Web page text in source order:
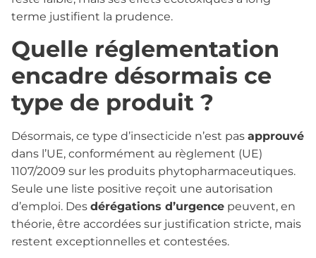
terme justifient la prudence.
Quelle réglementation
encadre désormais ce
type de produit ?
Désormais, ce type d’insecticide n’est pas approuvé
dans l’UE, conformément au règlement (UE)
1107/2009 sur les produits phytopharmaceutiques.
Seule une liste positive reçoit une autorisation
d’emploi. Des dérégations d’urgence peuvent, en
théorie, être accordées sur justification stricte, mais
restent exceptionnelles et contestées.